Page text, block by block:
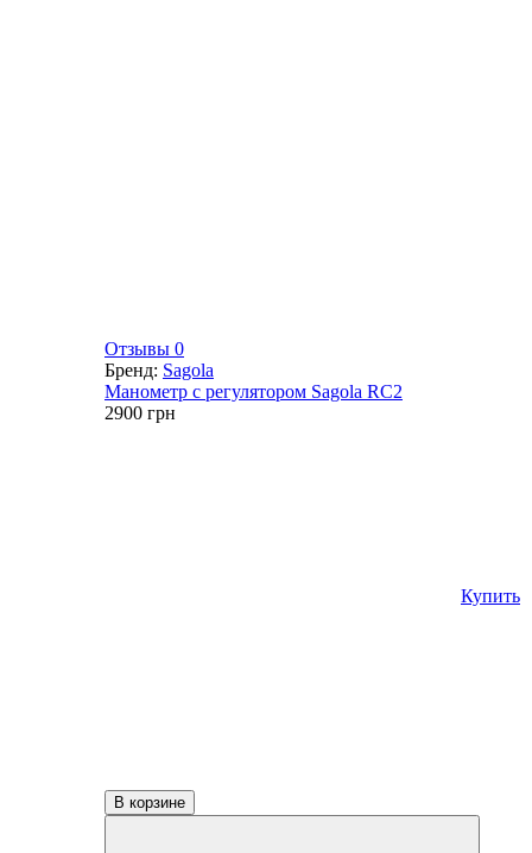
Отзывы 0
Бренд: Sagola
Манометр с регулятором Sagola RC2
2900 грн
Купить
В корзине